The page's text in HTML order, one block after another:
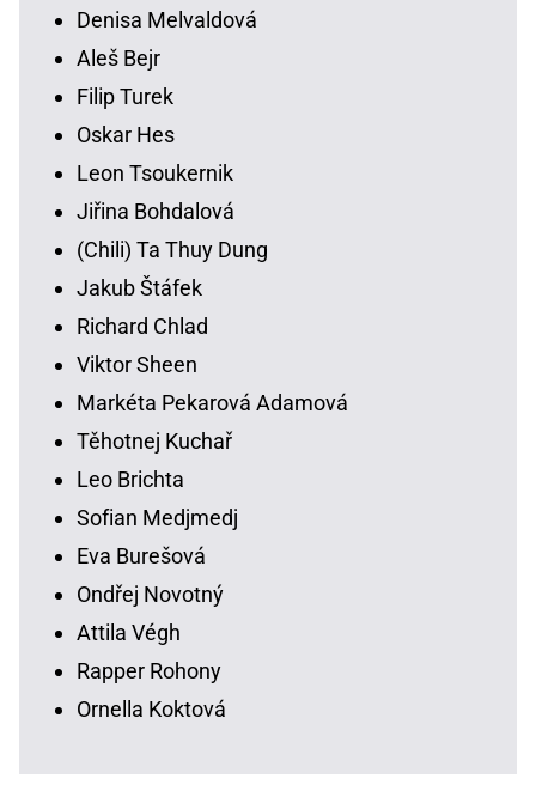
Denisa Melvaldová
Aleš Bejr
Filip Turek
Oskar Hes
Leon Tsoukernik
Jiřina Bohdalová
(Chili) Ta Thuy Dung
Jakub Štáfek
Richard Chlad
Viktor Sheen
Markéta Pekarová Adamová
Těhotnej Kuchař
Leo Brichta
Sofian Medjmedj
Eva Burešová
Ondřej Novotný
Attila Végh
Rapper Rohony
Ornella Koktová